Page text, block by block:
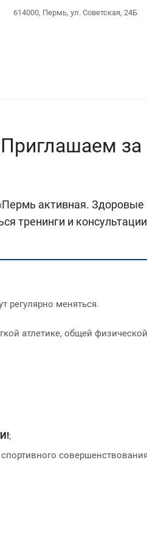
614000, Пермь, ул. Советская, 24Б
за
активная.
тренинги и
регулярно меняться.
атлетике, общей физической
;
совершенствования